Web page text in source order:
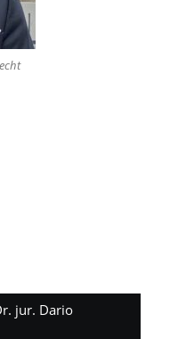
jur. Dario